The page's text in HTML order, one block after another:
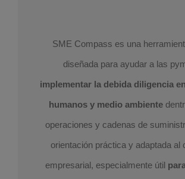
SME Compass es una
diseñada para ayudar a las
implementar la debida diligencia
humanos y medio ambiente
operaciones y cadenas de
orientación práctica y adaptada al
empresarial, especialmente útil